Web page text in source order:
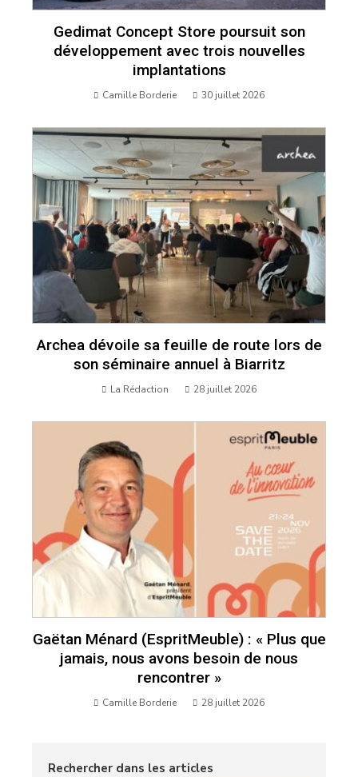
Gedimat Concept Store poursuit son
développement avec trois nouvelles
implantations
Camille Borderie 30 juillet 2026
Archea dévoile sa feuille de route lors de
son séminaire annuel à Biarritz
La Rédaction 28 juillet 2026
Gaëtan Ménard (EspritMeuble) : « Plus que
jamais, nous avons besoin de nous
rencontrer »
Camille Borderie 28 juillet 2026
Rechercher dans les articles